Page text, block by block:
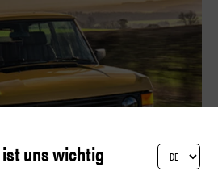
uns wichtig